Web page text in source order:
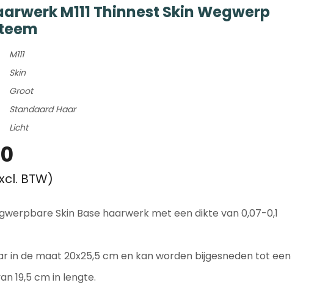
Voorraad Zoeken
M111 Thinnest Skin Wegwerp
M111
Skin
Groot
Standaard Haar
Licht
BTW)
Skin Base haarwerk met een dikte van 0,07-0,1
in de maat 20x25,5 cm en kan worden bijgesneden tot een
19,5 cm in lengte.